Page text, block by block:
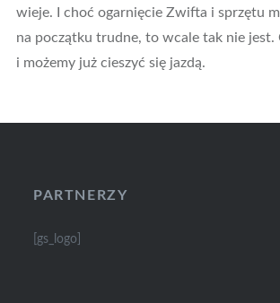
wieje. I choć ogarnięcie Zwifta i sprzętu
na początku trudne, to wcale tak nie
i możemy już cieszyć się jazdą.
PARTNERZY
[gs_logo]